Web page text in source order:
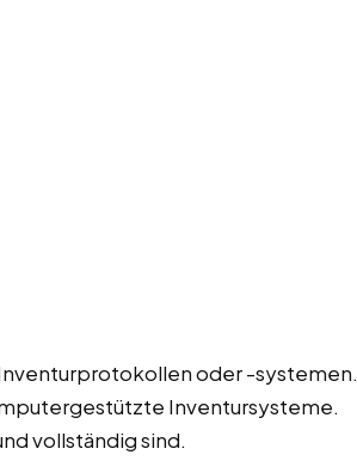
oder -systemen.
Inventursysteme.
vollständig sind.